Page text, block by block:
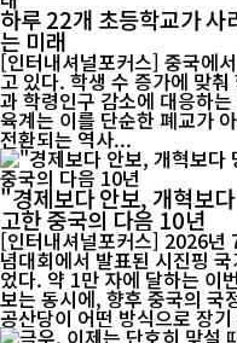
하루 22개 초등학교가
는 미래
[인터내셔널포커스] 중국에
고 있다. 학생 수 증가에 맞
과 학령인구 감소에 대응하
육계는 이를 단순한 폐교가
전환되는 역사...
"경제보다 안보, 개혁보
고한 중국의 다음 10년
[인터내셔널포커스] 2026년
념대회에서 발표된 시진핑
었다. 약 1만 자에 달하는 이
보는 동시에, 향후 중국의 국
공산당이 어떤 방식으로 장